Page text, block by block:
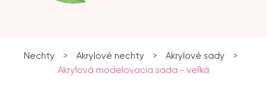
Nechty > Akrylové nechty > Akrylové sady
>
Akrylová modelovacia sada - veľká